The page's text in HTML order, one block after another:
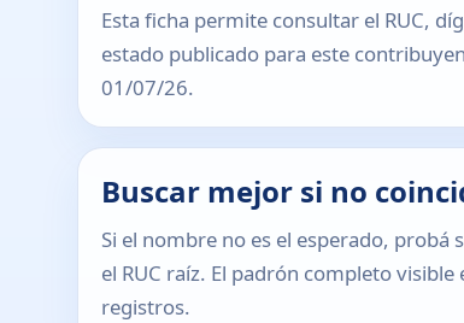
Esta ficha permite consultar el RUC,
estado publicado para este
01/07/26.
Buscar mejor si no
Si el nombre no es el esperado, probá
el RUC raíz. El padrón completo
registros.